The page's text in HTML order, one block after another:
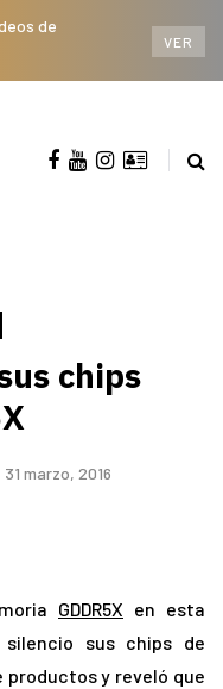
de
VER
chips
31 marzo, 2016
GDDR5X en esta
sus chips de
productos y reveló que